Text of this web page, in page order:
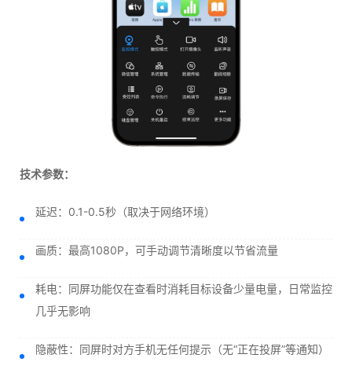
技术参数：
延迟：0.1-0.5秒（取决于网络环境）
画质：最高1080P，可手动调节清晰度以节省流量
耗电：同屏功能仅在查看时消耗目标设备少量电量，日常监控
几乎无影响
隐蔽性：同屏时对方手机无任何提示（无“正在投屏”等通知）